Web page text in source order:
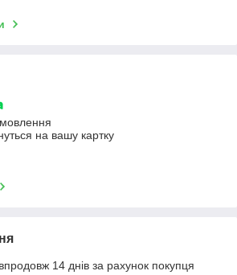
на вашу картку
14 днів за рахунок покупця